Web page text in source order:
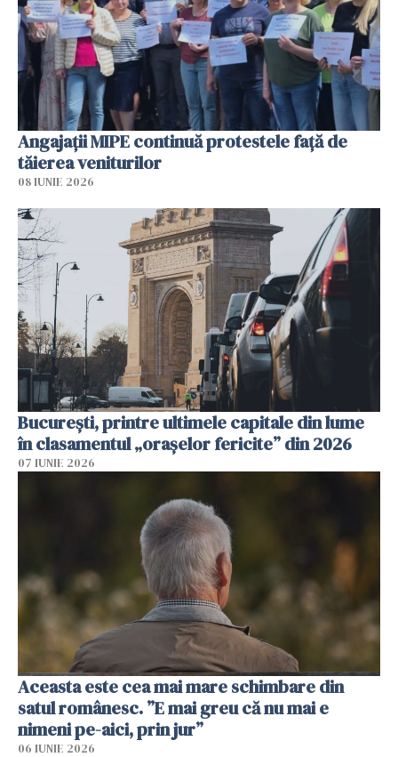
Angajaţii MIPE continuă protestele faţă de
tăierea veniturilor
08 IUNIE 2026
București, printre ultimele capitale din lume
în clasamentul „orașelor fericite” din 2026
07 IUNIE 2026
Aceasta este cea mai mare schimbare din
satul românesc. ”E mai greu că nu mai e
nimeni pe-aici, prin jur”
06 IUNIE 2026